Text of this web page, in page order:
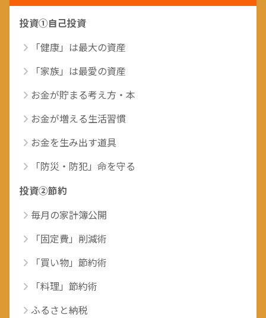
投資①自己投資
「健康」は最大の資産
「家族」は最愛の資産
お金が貯まる考え方・本
お金が増える生活習慣
お金を生み出す道具
「防災・防犯」命を守る
投資②節約
毎月の家計簿公開
「固定費」削減術
「買い物」節約術
「料理」節約術
ふるさと納税